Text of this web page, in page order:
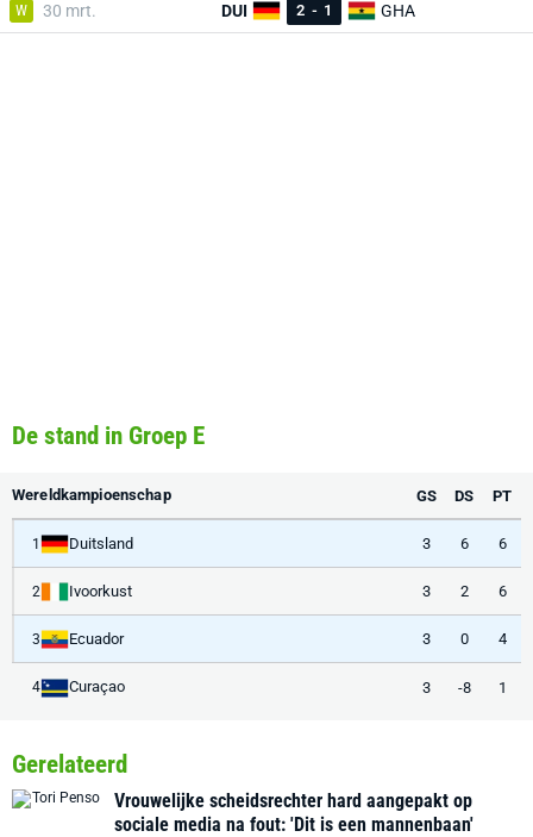
W 30 mrt. DUI 2 - 1 GHA
De stand in Groep E
Wereldkampioenschap GS DS PT
1 Duitsland 3 6 6
2 Ivoorkust 3 2 6
3 Ecuador 3 0 4
4 Curaçao 3 -8 1
Gerelateerd
Vrouwelijke scheidsrechter hard aangepakt op
sociale media na fout: 'Dit is een mannenbaan'